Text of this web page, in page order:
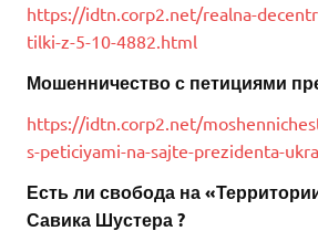
https://idtn.corp2.net/realna-
tilki-z-5-10-4882.html
Мошенничество с петициями
https://idtn.corp2.net/
s-peticiyami-na-sajte-prezidenta-
Есть ли свобода на
Савика Шустера ?